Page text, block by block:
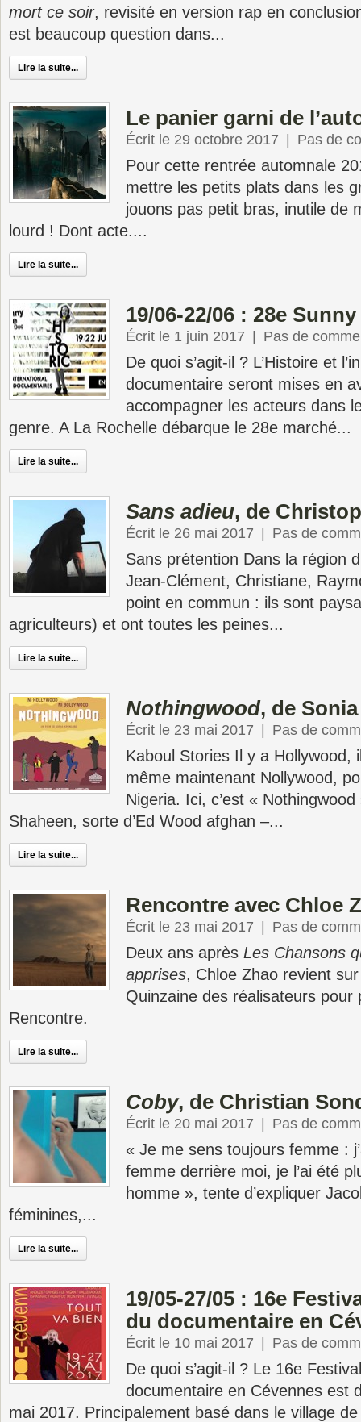
mort ce soir, revisité en version rap en
est beaucoup question dans...
Lire la suite...
Le panier garni de
Écrit le 29 octobre 2017 Pas de
Pour cette rentrée automnale
mettre les petits plats dans les
jouons pas petit bras, inutile de
lourd ! Dont acte....
Lire la suite...
19/06-22/06 : 28e
Écrit le 1 juin 2017 Pas de
De quoi s’agit-il ? L’Histoire et
documentaire seront mises en
accompagner les acteurs dans
genre. A La Rochelle débarque le 28e marché...
Lire la suite...
Sans adieu, de
Écrit le 26 mai 2017 Pas de
Sans prétention Dans la région
Jean-Clément, Christiane,
point en commun : ils sont
agriculteurs) et ont toutes les peines...
Lire la suite...
Nothingwood, de
Écrit le 23 mai 2017 Pas de
Kaboul Stories Il y a Hollywood,
même maintenant Nollywood,
Nigeria. Ici, c’est «
Shaheen, sorte d’Ed Wood afghan –...
Lire la suite...
Rencontre avec Chloe
Écrit le 23 mai 2017 Pas de
Deux ans après Les Chansons
apprises, Chloe Zhao revient
Quinzaine des réalisateurs
Rencontre.
Lire la suite...
Coby, de Christian
Écrit le 20 mai 2017 Pas de
« Je me sens toujours femme :
femme derrière moi, je l’ai été
homme », tente d’expliquer
féminines,...
Lire la suite...
19/05-27/05 : 16e
du documentaire en
Écrit le 10 mai 2017 Pas de
De quoi s’agit-il ? Le 16e
documentaire en Cévennes est
mai 2017. Principalement basé dans le village